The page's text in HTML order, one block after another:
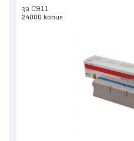
за C911
24000 копия